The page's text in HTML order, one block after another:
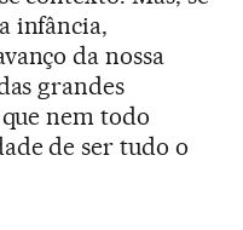
infância,
da nossa
grandes
nem todo
de ser tudo o